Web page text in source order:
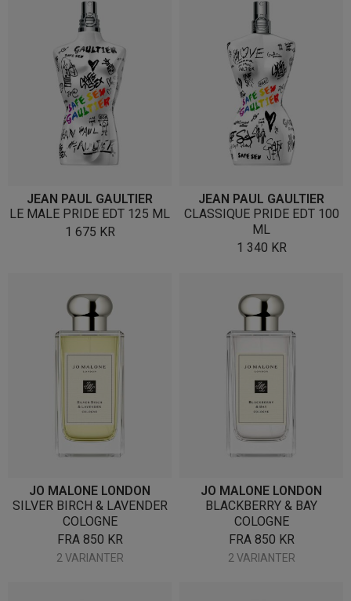
JEAN PAUL GAULTIER
LE MALE PRIDE EDT 125 ML
1 675 KR
JEAN PAUL GAULTIER
CLASSIQUE PRIDE EDT 100
ML
1 340 KR
JO MALONE LONDON
SILVER BIRCH & LAVENDER
COLOGNE
FRA 850 KR
2 VARIANTER
JO MALONE LONDON
BLACKBERRY & BAY
COLOGNE
FRA 850 KR
2 VARIANTER